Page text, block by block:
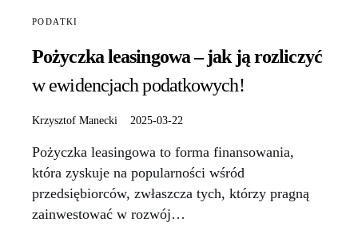
PODATKI
Pożyczka leasingowa – jak ją rozliczyć
w ewidencjach podatkowych!
Krzysztof Manecki 2025-03-22
Pożyczka leasingowa to forma finansowania,
która zyskuje na popularności wśród
przedsiębiorców, zwłaszcza tych, którzy pragną
zainwestować w rozwój…